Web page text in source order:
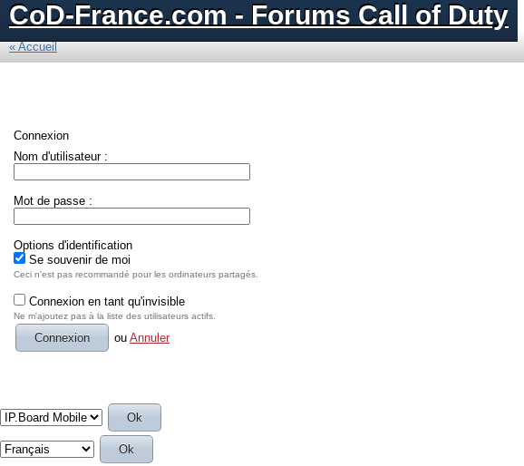
CoD-France.com - Forums Call of Duty
« Accueil
Connexion
Nom d'utilisateur :
Mot de passe :
Options d'identification
Se souvenir de moi
Ceci n'est pas recommandé pour les ordinateurs partagés.
Connexion en tant qu'invisible
Ne m'ajoutez pas à la liste des utilisateurs actifs.
ou Annuler